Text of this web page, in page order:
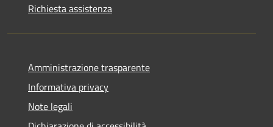
Richiesta assistenza
Amministrazione trasparente
Informativa privacy
Note legali